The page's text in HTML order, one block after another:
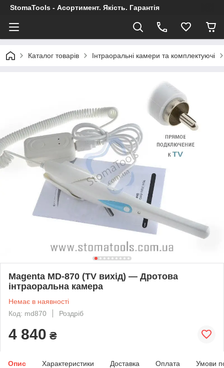
StomaTools - Асортимент. Якість. Гарантія
Каталог товарів Інтраоральні камери та комплектуючі
Magenta MD-870 (TV вихід) — Дротова
інтраоральна камера
Немає в наявності
Код: md870
Роздріб
4 840 ₴
Опис Характеристики Доставка Оплата Умови